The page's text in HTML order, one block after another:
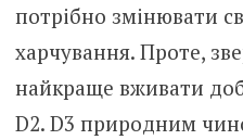
потрібно змінювати
харчування. Проте,
найкраще вживати
D2. D3 природним